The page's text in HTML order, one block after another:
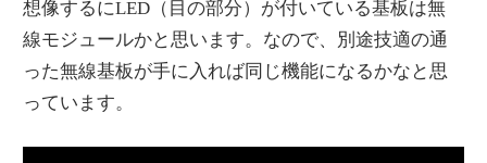
想像するにLED（目の部分）が付いている基板は無
線モジュールかと思います。なので、別途技適の通
った無線基板が手に入れば同じ機能になるかなと思
っています。